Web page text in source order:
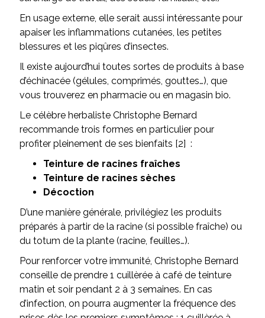
En usage externe, elle serait aussi intéressante pour
apaiser les inflammations cutanées, les petites
blessures et les piqûres d’insectes.
Il existe aujourd’hui toutes sortes de produits à base
d’échinacée (gélules, comprimés, gouttes…), que
vous trouverez en pharmacie ou en magasin bio.
Le célèbre herbaliste Christophe Bernard
recommande trois formes en particulier pour
profiter pleinement de ses bienfaits [2] :
Teinture de racines fraîches
Teinture de racines sèches
Décoction
D’une manière générale, privilégiez les produits
préparés à partir de la racine (si possible fraîche) ou
du totum de la plante (racine, feuilles…).
Pour renforcer votre immunité, Christophe Bernard
conseille de prendre 1 cuillèrée à café de teinture
matin et soir pendant 2 à 3 semaines. En cas
d’infection, on pourra augmenter la fréquence des